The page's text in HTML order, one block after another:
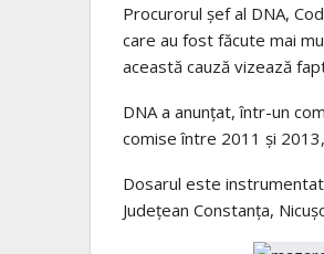
Procurorul şef al DNA,
care au fost făcute mai
această cauză vizează
DNA a anunţat, într-un
comise între 2011 şi
Dosarul este
Județean Constanța,